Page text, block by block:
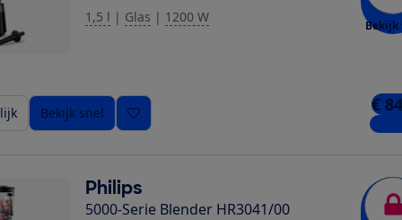
1,5 l | Glas | 1200 W
Bekijk
Bekijk snel €
4
Philips
5000-Serie Blender HR3041/00